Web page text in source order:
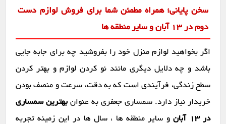
سخن پایانی؛ همراه مطمئن شما برای فروش لوازم دست
دوم در ۱۳ آبان و سایر منطقه ها
اگر بخواهید لوازم منزل خود را بفروشید چه برای جابه جایی
باشد و چه دلایل دیگری مانند نو کردن لوازم و بهتر کردن
سطح زندگی، فرآیندی است که به دقت، سرعت و منصف بودن
خریدار نیاز دارد. سمساری جعفری به عنوان بهترین سمساری
در ۱۳ آبان
و سایر منطقه ها ، سال ها در این زمینه تجربه